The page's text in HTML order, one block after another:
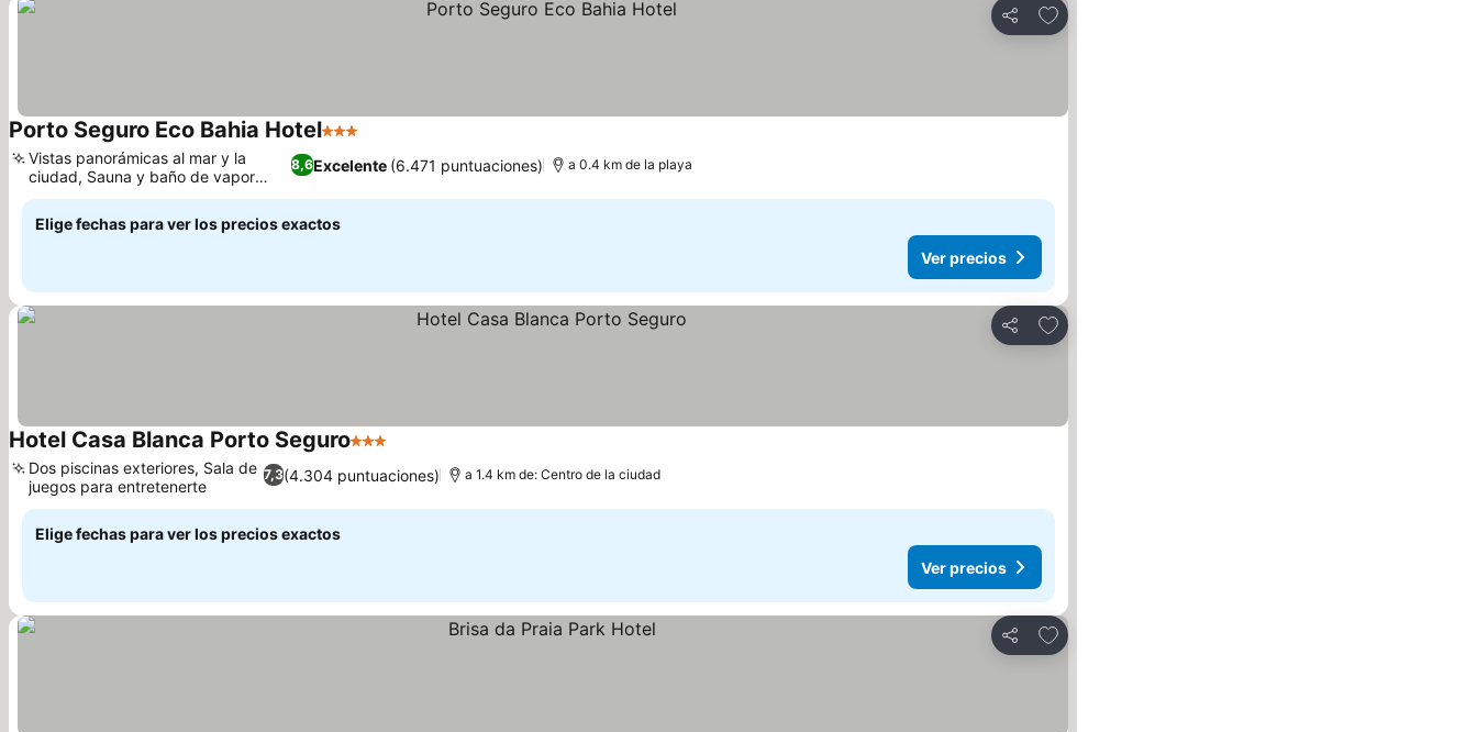
Compartir
Agregar a favoritos
Porto Seguro Eco Bahia Hotel3 Estrellas
8,6Excelente (6.471 puntuaciones)
Vistas panorámicas al mar y la
ciudad, Sauna y baño de vapor
para relajarte
a 0.4 km de la playa
Elige fechas para ver los precios exactos
Ver precios
Compartir
Agregar a favoritos
Hotel Casa Blanca Porto Seguro3 Estrellas
7,3(4.304 puntuaciones)
Dos piscinas exteriores, Sala de
juegos para entretenerte
a 1.4 km de: Centro de la ciudad
Elige fechas para ver los precios exactos
Ver precios
Compartir
Agregar a favoritos